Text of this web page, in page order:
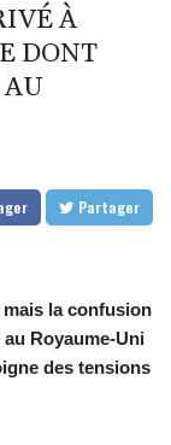
À
DONT
Partager
la confusion
Royaume-Uni
des tensions